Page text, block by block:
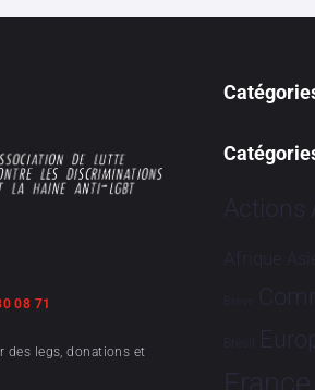
08 71
des legs, donations et
Actions
Afrique Asie
Brève
Brésil